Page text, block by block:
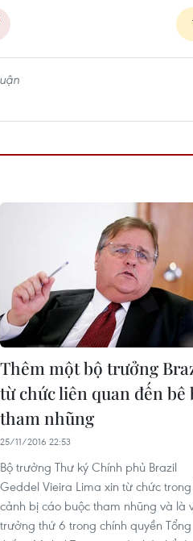
Thêm một bộ trưởng
từ chức liên quan đến bê
tham nhũng
25/11/2016 22:53
Bộ trưởng Thư ký Chính phủ Brazil
Geddel Vieira Lima xin từ chức
cảnh bị cáo buộc tham nhũng và là
trưởng thứ 6 trong chính quyền Tổng